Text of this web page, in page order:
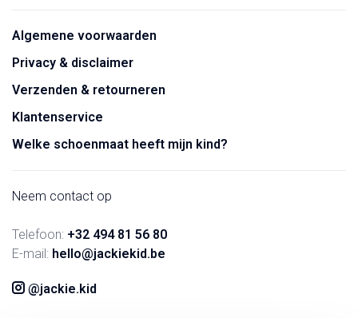
Algemene voorwaarden
Privacy & disclaimer
Verzenden & retourneren
Klantenservice
Welke schoenmaat heeft mijn kind?
Neem contact op
Telefoon: +32 494 81 56 80
E-mail: hello@jackiekid.be
@jackie.kid